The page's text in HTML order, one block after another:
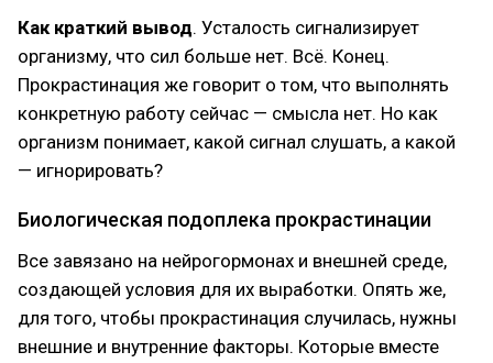
Как краткий вывод. Усталость сигнализирует
организму, что сил больше нет. Всё. Конец.
Прокрастинация же говорит о том, что выполнять
конкретную работу сейчас — смысла нет. Но как
организм понимает, какой сигнал слушать, а какой
— игнорировать?
Биологическая подоплека прокрастинации
Все завязано на нейрогормонах и внешней среде,
создающей условия для их выработки. Опять же,
для того, чтобы прокрастинация случилась, нужны
внешние и внутренние факторы. Которые вместе